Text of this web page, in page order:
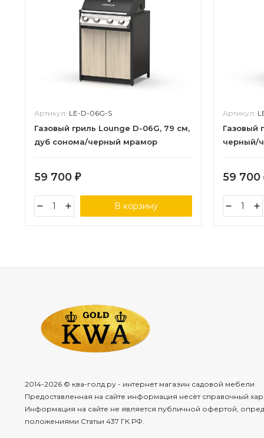
Артикул: LE-D-06G-S
Газовый гриль Lounge D-06G, 79 см,
дуб сонома/черный мрамор
59 700 ₽
В корзину
Артикул:
Газовый
черный/
59 700
2014-2026 © ква-голд.ру - интернет магазин садовой мебели
Предоставленная на сайте информация несёт справочный
Информация на сайте не является публичной офертой,
положениями Статьи 437 ГК РФ.